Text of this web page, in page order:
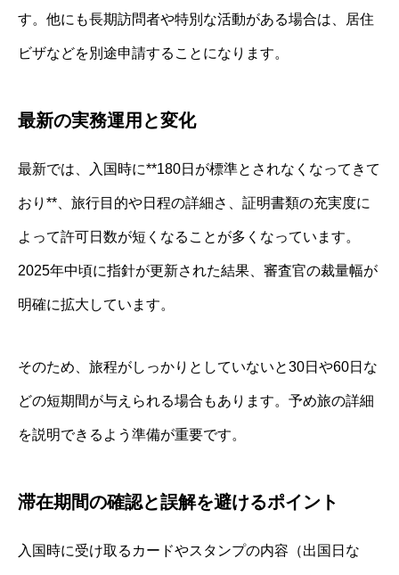
す。他にも長期訪問者や特別な活動がある場合は、居住
ビザなどを別途申請することになります。
最新の実務運用と変化
最新では、入国時に**180日が標準とされなくなってきて
おり**、旅行目的や日程の詳細さ、証明書類の充実度に
よって許可日数が短くなることが多くなっています。
2025年中頃に指針が更新された結果、審査官の裁量幅が
明確に拡大しています。
そのため、旅程がしっかりとしていないと30日や60日な
どの短期間が与えられる場合もあります。予め旅の詳細
を説明できるよう準備が重要です。
滞在期間の確認と誤解を避けるポイント
入国時に受け取るカードやスタンプの内容（出国日な